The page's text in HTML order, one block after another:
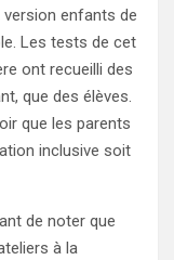
version enfants de
Les tests de cet
ont recueilli des
que des élèves.
que les parents
inclusive soit
de noter que
à la